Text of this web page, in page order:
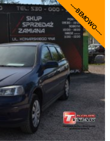
----BEMOWO----